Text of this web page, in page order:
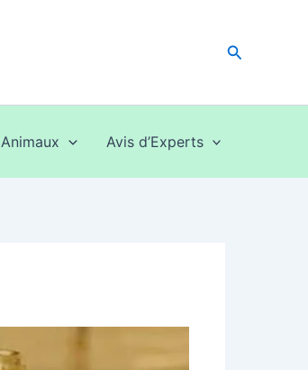
Animaux Avis d’Experts